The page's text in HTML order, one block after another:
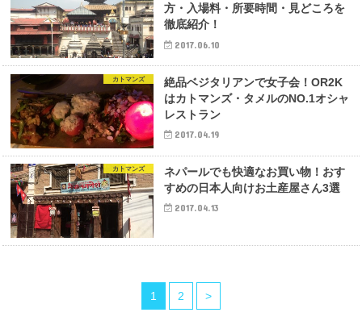
方・入場料・所要時間・見どころを
徹底紹介！
2017.06.10
カトマンズ
絶品ベジタリアンで女子会！OR2K
はカトマンズ・タメルのNO.1オシャ
レストラン
2017.04.19
カトマンズ
ネパールでも快適なお買い物！おす
すめの日本人向けお土産屋さん3選
2017.04.13
1 2 >